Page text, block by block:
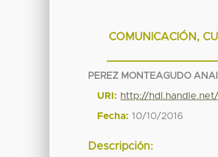
COMUNICACIÓN,
PEREZ MONTEAGUDO
URI: http://
Fecha: 10/10/2016
Descripción: